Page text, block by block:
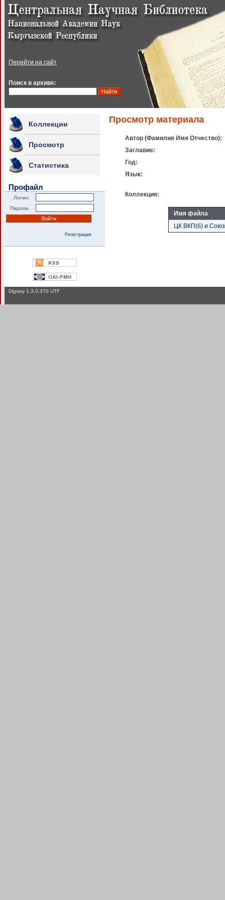
Перейти на сайт
Поиск в архиве:
Коллекции
Просмотр
Статистика
Профайл
Логин:
Пароль:
Регистрация
Просмотр материала
Автор (Фамилия Имя Отчество):
Заглавие:
Год:
Язык:
Коллекция:
Имя файла
ЦК ВКП(б) и
Digrary 1.3.0.370 UTF